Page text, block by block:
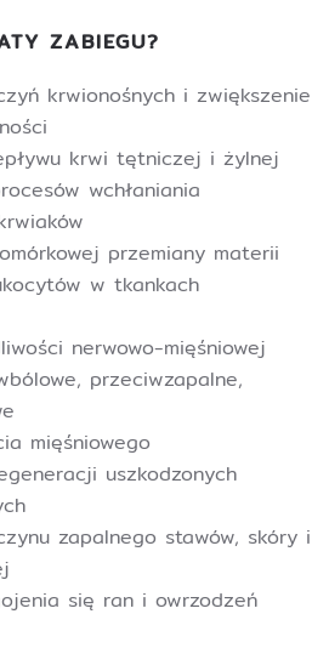
ZABIEGU?
krwionośnych i zwiększenie
krwi tętniczej i żylnej
wchłaniania
przemiany materii
w tkankach
nerwowo-mięśniowej
przeciwzapalne,
mięśniowego
uszkodzonych
zapalnego stawów, skóry i
się ran i owrzodzeń